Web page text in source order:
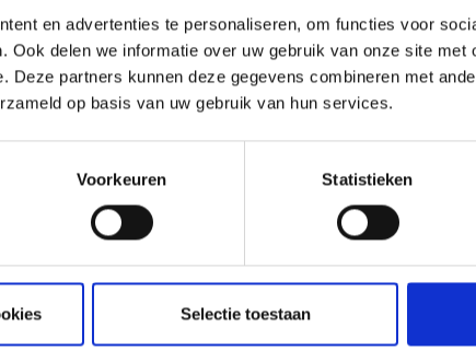
en advertenties te personaliseren, om functies voor
Ook delen we informatie over uw gebruik van onze site met
Deze partners kunnen deze gegevens combineren met
op basis van uw gebruik van hun services.
Voorkeuren Statistieken
Selectie toestaan
grillen in deze
vlees,
boven open vuur,
Van
ontdek
en de
beginner bent of
en breng
Zeegebied